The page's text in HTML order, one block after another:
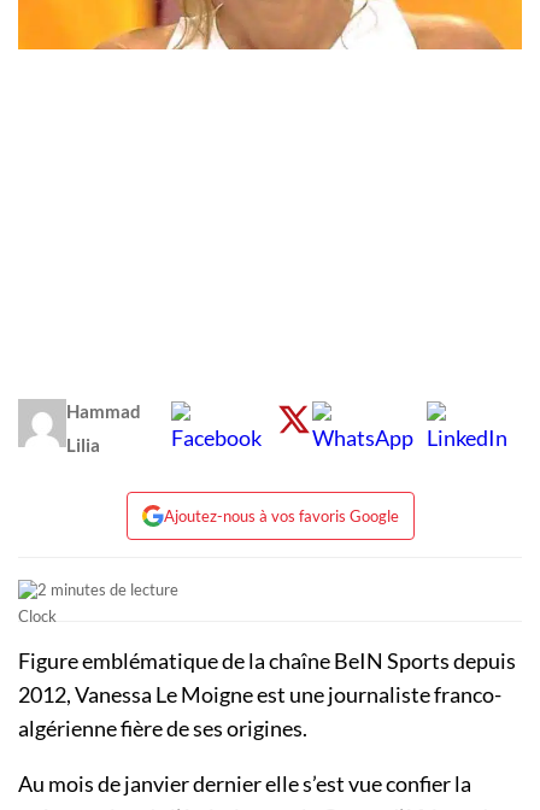
Hammad
Lilia
Ajoutez-nous à vos favoris Google
2 minutes de lecture
Figure emblématique de la chaîne BeIN Sports depuis
2012, Vanessa Le Moigne est une journaliste franco-
algérienne fière de ses origines.
Au mois de janvier dernier elle s’est vue confier la